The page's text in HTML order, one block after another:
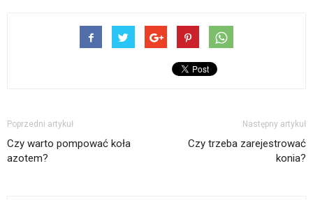
Poprzedni artykuł
Czy warto pompować koła
azotem?
Następny artykuł
Czy trzeba zarejestrować
konia?